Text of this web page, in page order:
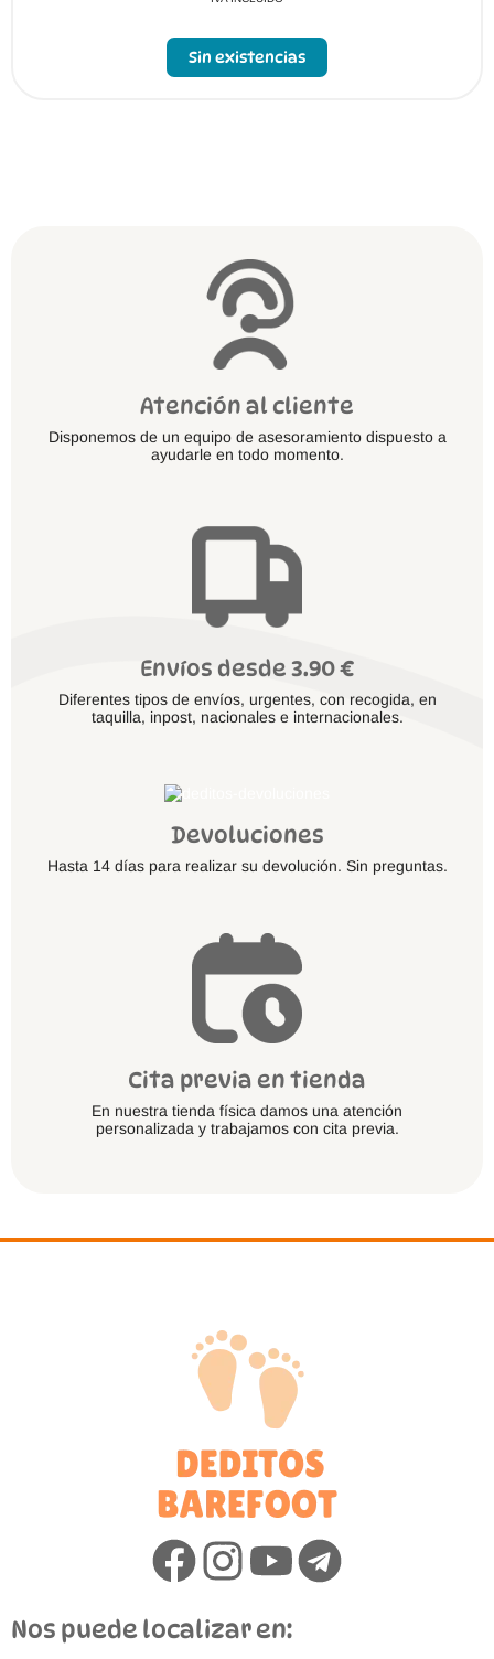
Sin existencias
Atención al cliente
Disponemos de un equipo de asesoramiento dispuesto a
ayudarle en todo momento.
Envíos desde 3.90 €
Diferentes tipos de envíos, urgentes, con recogida, en
taquilla, inpost, nacionales e internacionales.
Devoluciones
Hasta 14 días para realizar su devolución. Sin preguntas.
Cita previa en tienda
En nuestra tienda física damos una atención
personalizada y trabajamos con cita previa.
Nos puede localizar en: